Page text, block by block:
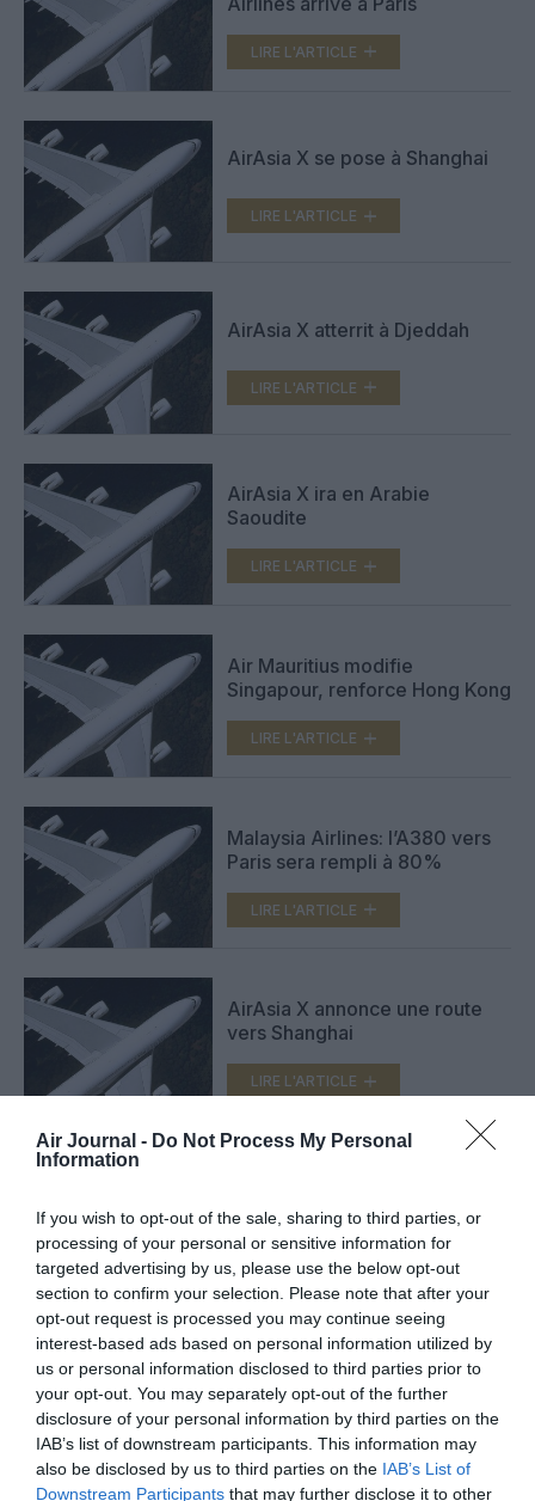
Air Journal - Do Not Process My Personal
Information
If you wish to opt-out of the sale, sharing to third parties, or
processing of your personal or sensitive information for
targeted advertising by us, please use the below opt-out
section to confirm your selection. Please note that after your
opt-out request is processed you may continue seeing
interest-based ads based on personal information utilized by
us or personal information disclosed to third parties prior to
your opt-out. You may separately opt-out of the further
disclosure of your personal information by third parties on the
IAB’s list of downstream participants. This information may
also be disclosed by us to third parties on the IAB’s List of
Downstream Participants that may further disclose it to other
LIRE L'ARTICLE
AirAsia X se pose à Shanghai
LIRE L'ARTICLE
AirAsia X atterrit à Djeddah
LIRE L'ARTICLE
AirAsia X ira en Arabie
Saoudite
LIRE L'ARTICLE
Air Mauritius modifie
Singapour, renforce Hong Kong
LIRE L'ARTICLE
Malaysia Airlines: l’A380 vers
Paris sera rempli à 80%
LIRE L'ARTICLE
AirAsia X annonce une route
vers Shanghai
LIRE L'ARTICLE
LIRE L'ARTICLE
VOIR PLUS D'ARTICLES
FAIRE UN DON